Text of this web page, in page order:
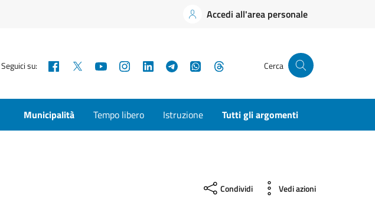
Accedi all'area personale
Seguici su: Facebook YouTubeInstagramLinkedInTelegramWhatsApp Cerca
Municipalità Tempo libero Istruzione Tutti gli argomenti
Condividi Vedi azioni